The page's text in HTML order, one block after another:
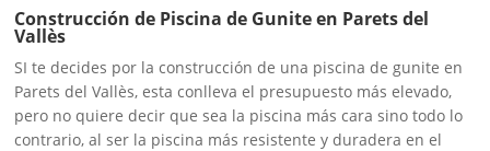
Construcción de Piscina de Gunite en Parets del
Vallès
SI te decides por la construcción de una piscina de gunite en
Parets del Vallès, esta conlleva el presupuesto más elevado,
pero no quiere decir que sea la piscina más cara sino todo lo
contrario, al ser la piscina más resistente y duradera en el